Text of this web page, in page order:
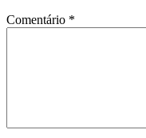
Comentário *